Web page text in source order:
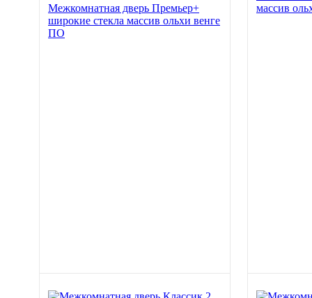
Межкомнатная дверь Премьер+
широкие стекла массив ольхи венге
ПО
массив